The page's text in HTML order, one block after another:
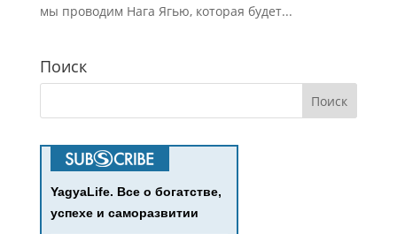
мы проводим Нага Ягью, которая будет...
Поиск
YagyaLife. Все о богатстве,
успехе и саморазвитии